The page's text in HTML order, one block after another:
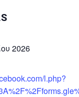
2026
l.php?